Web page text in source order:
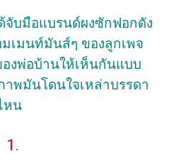
จับมือแบรนด์ผงซักฟอกดัง
เมนท์มันส์ๆ ของลูกเพจ
งพ่อบ้านให้เห็นกันแบบ
พมันโดนใจเหล่าบรรดา
หน
1.